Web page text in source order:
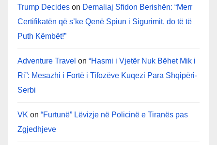
Trump Decides on Demaliaj Sfidon Berishën: “Merr
Certifikatën që s’ke Qenë Spiun i Sigurimit, do të të
Puth Këmbët!”
Adventure Travel on “Hasmi i Vjetër Nuk Bëhet Mik i
Ri”: Mesazhi i Fortë i Tifozëve Kuqezi Para Shqipëri-
Serbi
VK on “Furtunë” Lëvizje në Policinë e Tiranës pas
Zgjedhjeve